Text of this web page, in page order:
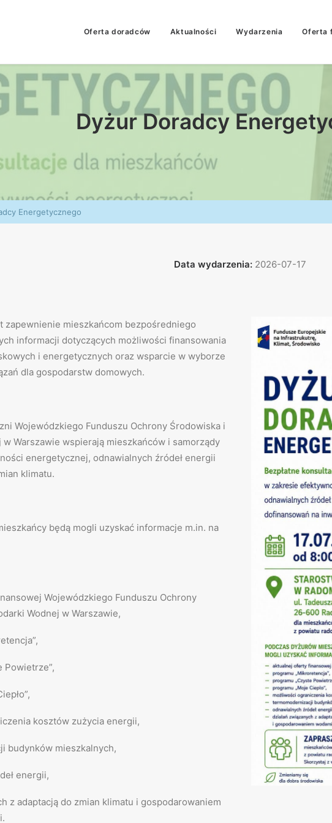
Oferta doradców Aktualności Wydarzenia Oferta
Dyżur Doradcy
Energetycznego
Data wydarzenia: 2026-07-17
zapewnienie mieszkańcom bezpośredniego
informacji dotyczących możliwości finansowania
i energetycznych oraz wsparcie w wyborze
dla gospodarstw domowych.
Wojewódzkiego Funduszu Ochrony Środowiska i
w Warszawie wspierają mieszkańców i samorządy
energetycznej, odnawialnych źródeł energii
klimatu.
będą mogli uzyskać informacje m.in. na
Wojewódzkiego Funduszu Ochrony
Wodnej w Warszawie,
Powietrze”,
kosztów zużycia energii,
budynków mieszkalnych,
energii,
z adaptacją do zmian klimatu i gospodarowaniem